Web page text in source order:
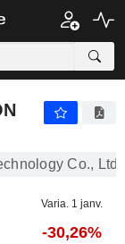
Co., Ltd.
Varia. 1 janv.
-30,26%